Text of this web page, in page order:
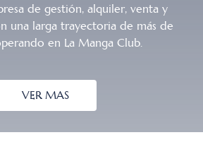
de gestión, alquiler, venta y
una larga trayectoria de más de
en La Manga Club.
VER MAS